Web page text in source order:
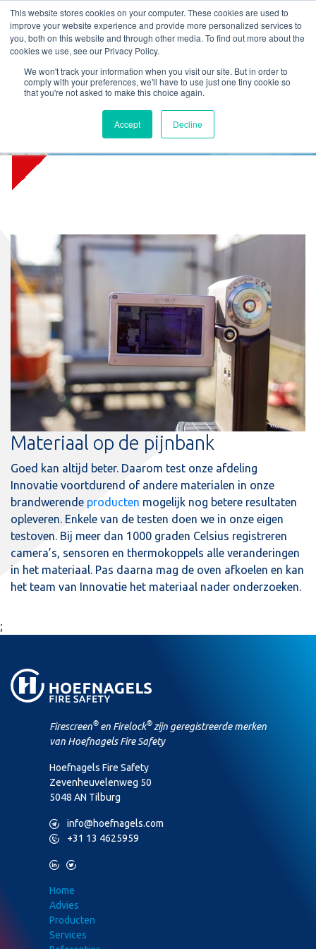
This website stores cookies on your computer. These cookies are used to
improve your website experience and provide more personalized services to
you, both on this website and through other media. To find out more about the
cookies we use, see our Privacy Policy.
We won't track your information when you visit our site. But in order to
comply with your preferences, we'll have to use just one tiny cookie so
that you're not asked to make this choice again.
Accept Decline
L T M P
Materiaal op de pijnbank
Materiaal op de pijnbank
Goed kan altijd beter. Daarom test onze afdeling
Innovatie voortdurend of andere materialen in onze
brandwerende producten mogelijk nog betere resultaten
opleveren. Enkele van de testen doen we in onze eigen
testoven. Bij meer dan 1000 graden Celsius registreren
camera’s, sensoren en thermokoppels alle veranderingen
in het materiaal. Pas daarna mag de oven afkoelen en kan
het team van Innovatie het materiaal nader onderzoeken.
;
Firescreen® en Firelock® zijn geregistreerde merken
van Hoefnagels Fire Safety
Hoefnagels Fire Safety
Zevenheuvelenweg 50
5048 AN Tilburg
M info@hoefnagels.com
P +31 13 4625959
L T
Home
Advies
Producten
Services